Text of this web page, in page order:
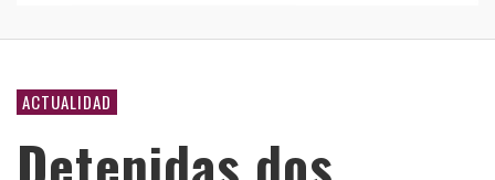
ACTUALIDAD